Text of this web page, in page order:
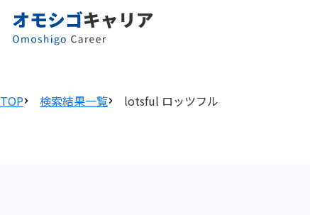
TOP 検索結果一覧 lotsful ロッツフル